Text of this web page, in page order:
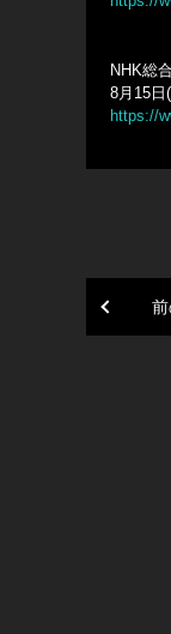
NHK総
8月15
https://